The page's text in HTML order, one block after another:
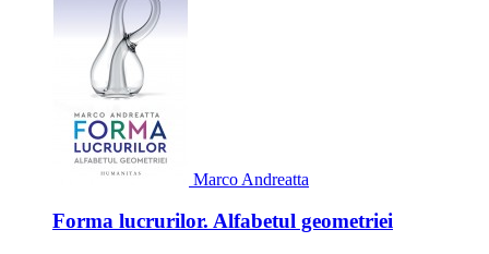
Marco Andreatta
Forma lucrurilor. Alfabetul geometriei